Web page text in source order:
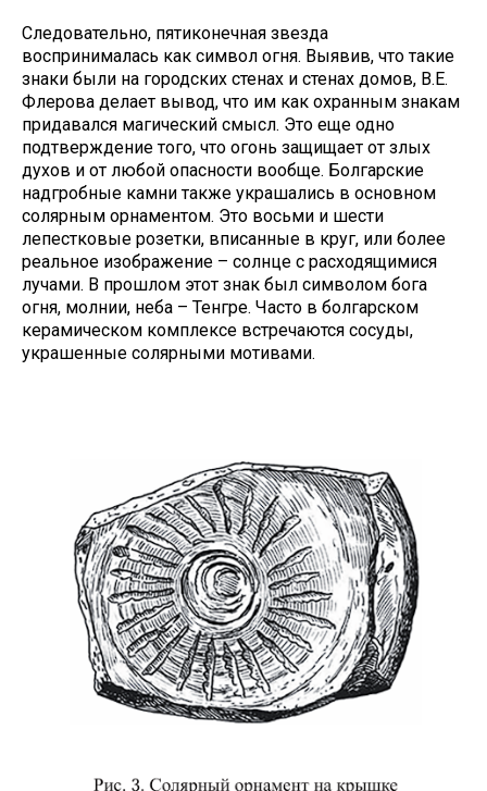
Следовательно, пятиконечная звезда
воспринималась как символ огня. Выявив, что такие
знаки были на городских стенах и стенах домов, В.Е.
Флерова делает вывод, что им как охранным знакам
придавался магический смысл. Это еще одно
подтверждение того, что огонь защищает от злых
духов и от любой опасности вообще. Болгарские
надгробные камни также украшались в основном
солярным орнаментом. Это восьми и шести
лепестковые розетки, вписанные в круг, или более
реальное изображение – солнце с расходящимися
лучами. В прошлом этот знак был символом бога
огня, молнии, неба – Тенгре. Часто в болгарском
керамическом комплексе встречаются сосуды,
украшенные солярными мотивами.